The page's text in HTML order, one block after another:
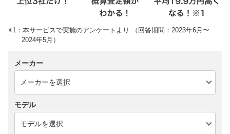
※1：本サービスで実施のアンケートより （回答期間：2023年6月〜
2024年5月）
メーカー
モデル